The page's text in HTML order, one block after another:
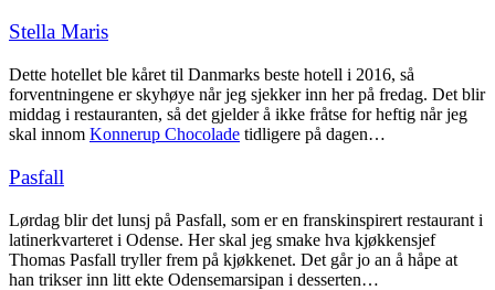
Stella Maris
Dette hotellet ble kåret til Danmarks beste hotell i 2016, så
forventningene er skyhøye når jeg sjekker inn her på fredag. Det blir
middag i restauranten, så det gjelder å ikke fråtse for heftig når jeg
skal innom Konnerup Chocolade tidligere på dagen…
Pasfall
Lørdag blir det lunsj på Pasfall, som er en franskinspirert restaurant i
latinerkvarteret i Odense. Her skal jeg smake hva kjøkkensjef
Thomas Pasfall tryller frem på kjøkkenet. Det går jo an å håpe at
han trikser inn litt ekte Odensemarsipan i desserten…